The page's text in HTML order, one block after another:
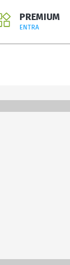
PREMIUM
ENTRA